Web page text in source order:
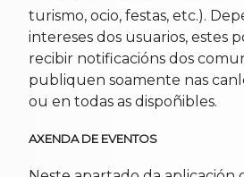
turismo, ocio, festas, etc.).
intereses dos usuarios, estes
recibir notificacións dos
publiquen soamente nas
ou en todas as dispoñibles.
AXENDA DE EVENTOS